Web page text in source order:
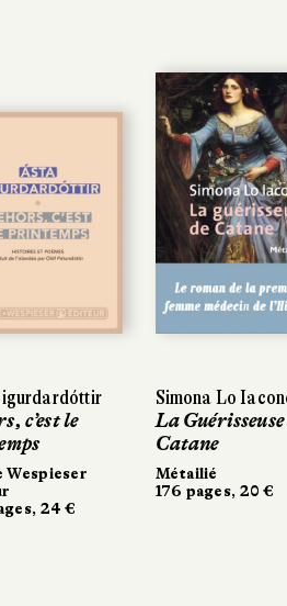
c’est le
Wespieser
24 €
Simona Lo
La Guérisseuse
Catane
Métailié
176 pages, 20 €